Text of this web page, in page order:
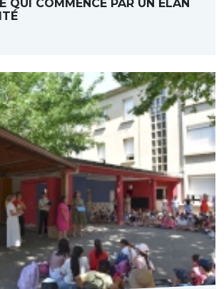
QUI COMMENCE PAR UN ÉLAN